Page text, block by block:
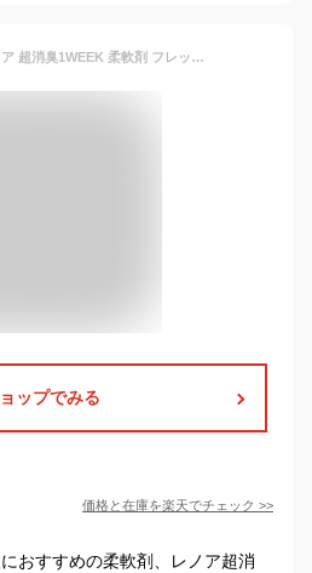
【最短当日配送】 レノア 超消臭1WEEK 柔軟剤 フレッシュグリーン 本体 530ml 【レノア超消臭】 柔軟剤
ップでみる
価格と在庫を楽天でチェック >>
おすすめの柔軟剤、レノア超消